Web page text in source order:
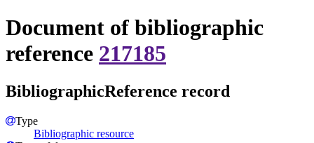
Document of bibliographic
reference 217185
BibliographicReference record
Type
Bibliographic resource